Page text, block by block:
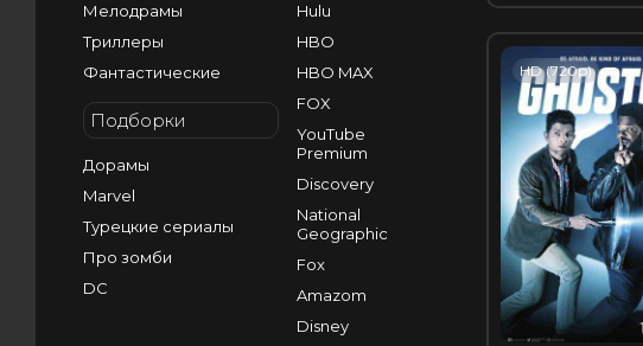
Мелодрамы
Триллеры
Фантастические
Подборки
Дорамы
Marvel
Турецкие сериалы
Про зомби
DC
Hulu
HBO
HBO MAX
FOX
YouTube
Premium
Discovery
National
Geographic
Fox
Amazom
Disney
HD (720p)